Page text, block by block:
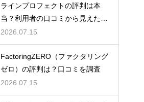
ラインプロフェクトの評判は本
当？利用者の口コミから見えた実
態検証
2026.07.15
FactoringZERO（ファクタリング
ゼロ）の評判は？口コミを調査
2026.07.15